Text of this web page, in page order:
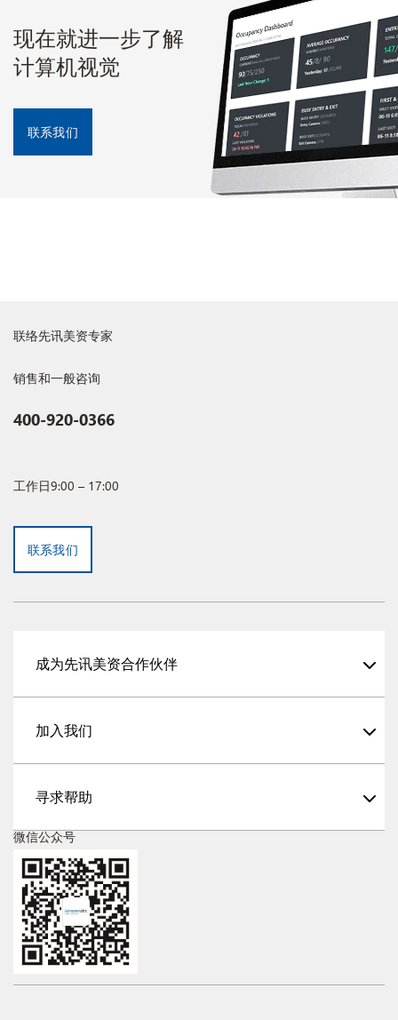
现在就进一步了解
计算机视觉
联系我们
联络先讯美资专家
销售和一般咨询
400-920-0366
工作日9:00 – 17:00
联系我们
成为先讯美资合作伙伴
加入我们
寻求帮助
微信公众号